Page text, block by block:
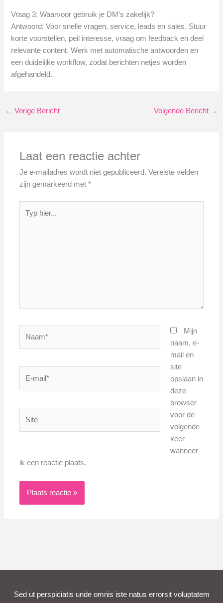
Vraag 3: Waarvoor gebruik je DM’s zakelijk?
Antwoord: Voor snelle vragen, service, leads en sales. Stuur
korte voorstellen, peil interesse, vraag om feedback en deel
relevante content. Werk met automatische antwoorden en
een duidelijke workflow, zodat berichten netjes worden
afgehandeld.
← Vorige Bericht Volgende Bericht →
Laat een reactie achter
Je e-mailadres wordt niet gepubliceerd. Vereiste velden
zijn gemarkeerd met*
hier...
Mijn
naam, e-
mail en
site
opslaan in
deze
browser
voor de
volgende
keer
wanneer
ik een reactie plaats.
Sed ut perspiciatis unde omnis iste natus errorsit voluptatem